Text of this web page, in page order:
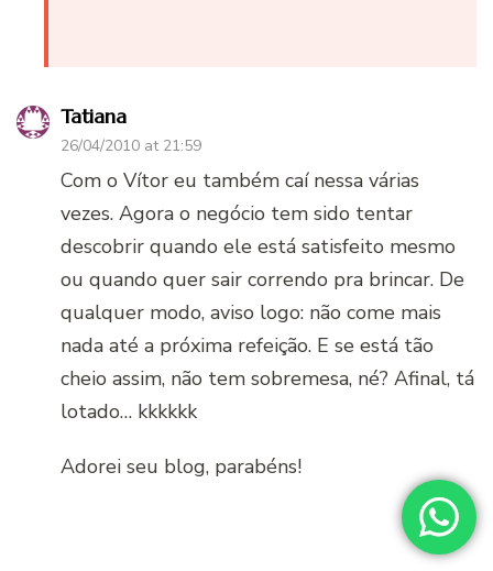
Tatiana
26/04/2010 at 21:59
Com o Vítor eu também caí nessa várias
vezes. Agora o negócio tem sido tentar
descobrir quando ele está satisfeito mesmo
ou quando quer sair correndo pra brincar. De
qualquer modo, aviso logo: não come mais
nada até a próxima refeição. E se está tão
cheio assim, não tem sobremesa, né? Afinal, tá
lotado… kkkkkk
Adorei seu blog, parabéns!